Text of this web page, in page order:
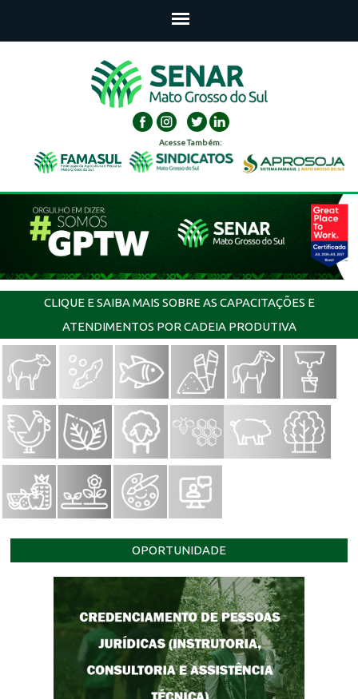
Acesse Também:
CLIQUE E SAIBA MAIS SOBRE AS CAPACITAÇÕES E
ATENDIMENTOS POR CADEIA PRODUTIVA
OPORTUNIDADE